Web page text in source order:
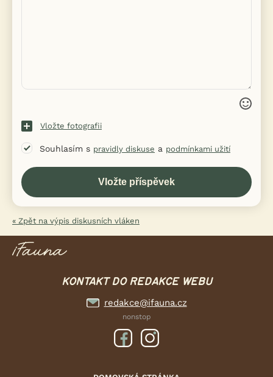
Vložte fotografii
Souhlasím s pravidly diskuse a podmínkami užití
« Zpět na výpis diskusních vláken
KONTAKT DO REDAKCE WEBU
redakce@ifauna.cz
nonstop